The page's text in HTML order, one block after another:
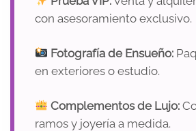
con asesoramiento exclusivo.
Fotografía de Ensueño:
en exteriores o estudio.
Complementos de Lujo:
ramos y joyería a medida.